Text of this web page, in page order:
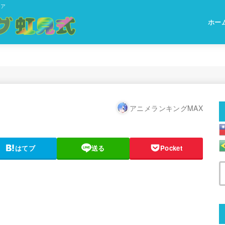
ホー
アニメランキングMAX
はてブ 送る Pocket